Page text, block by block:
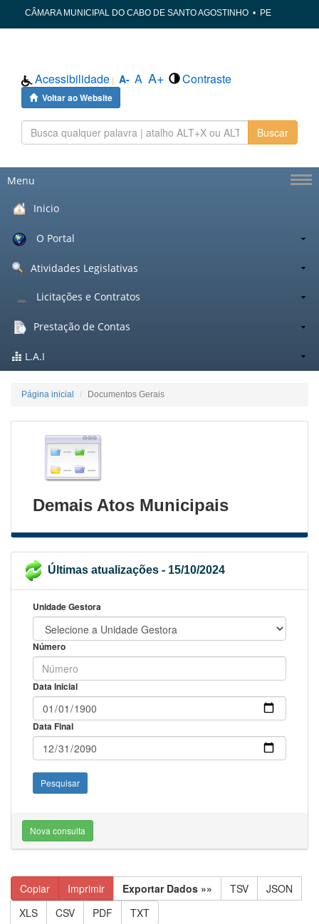
CÂMARA MUNICIPAL DO CABO DE SANTO AGOSTINHO • PE
Acessibilidade | A- A A+ Contraste
Voltar ao Website
Buscar
Menu
Inicio
O Portal
Atividades Legislativas
Licitações e Contratos
Prestação de Contas
L.A.I
Página inicial Documentos Gerais
Demais Atos Municipais
Últimas atualizações - 15/10/2024
Unidade Gestora
Número
Data Inicial
Data Final
Nova consulta
Copiar Imprimir Exportar Dados »» TSV
JSON
XLS
CSV PDF TXT